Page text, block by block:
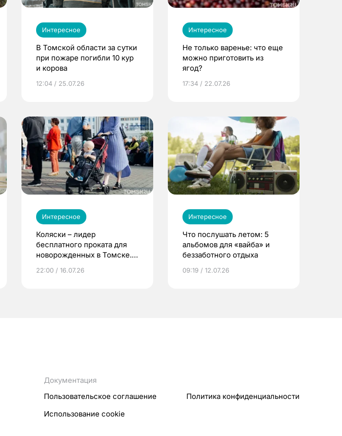
Интересное
В Томской области за сутки
при пожаре погибли 10 кур
и корова
12:04 / 25.07.26
Интересное
Не только варенье: что еще
можно приготовить из
ягод?
17:34 / 22.07.26
Интересное
Коляски – лидер
бесплатного проката для
новорожденных в Томске.
22:00 / 16.07.26
Интересное
Что послушать летом: 5
альбомов для «вайба» и
беззаботного отдыха
09:19 / 12.07.26
Документация
Пользовательское соглашение
Политика конфиденциальности
Использование cookie